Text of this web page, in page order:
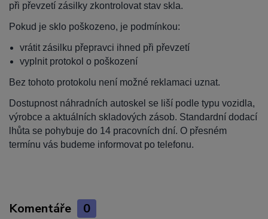
při převzetí zásilky zkontrolovat stav skla.
Pokud je sklo poškozeno, je podmínkou:
vrátit zásilku přepravci ihned při převzetí
vyplnit protokol o poškození
Bez tohoto protokolu není možné reklamaci uznat.
Dostupnost náhradních autoskel se liší podle typu vozidla,
výrobce a aktuálních skladových zásob. Standardní dodací
lhůta se pohybuje do 14 pracovních dní. O přesném
termínu vás budeme informovat po telefonu.
Komentáře 0